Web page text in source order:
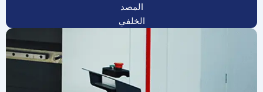
المصد
الخلفي